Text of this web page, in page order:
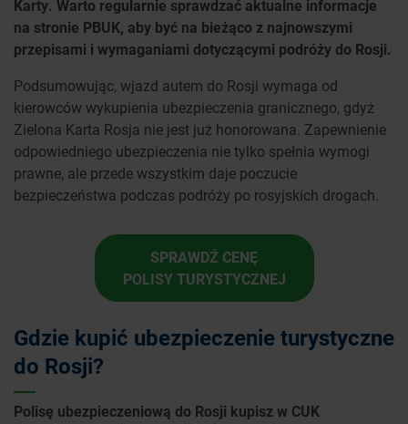
Karty. Warto regularnie sprawdzać aktualne informacje
na stronie PBUK, aby być na bieżąco z najnowszymi
przepisami i wymaganiami dotyczącymi podróży do Rosji.
Podsumowując, wjazd autem do Rosji wymaga od
kierowców wykupienia ubezpieczenia granicznego, gdyż
Zielona Karta Rosja nie jest już honorowana. Zapewnienie
odpowiedniego ubezpieczenia nie tylko spełnia wymogi
prawne, ale przede wszystkim daje poczucie
bezpieczeństwa podczas podróży po rosyjskich drogach.
SPRAWDŹ CENĘ
POLISY TURYSTYCZNEJ
Gdzie kupić ubezpieczenie turystyczne
do Rosji?
Polisę ubezpieczeniową do Rosji kupisz w CUK